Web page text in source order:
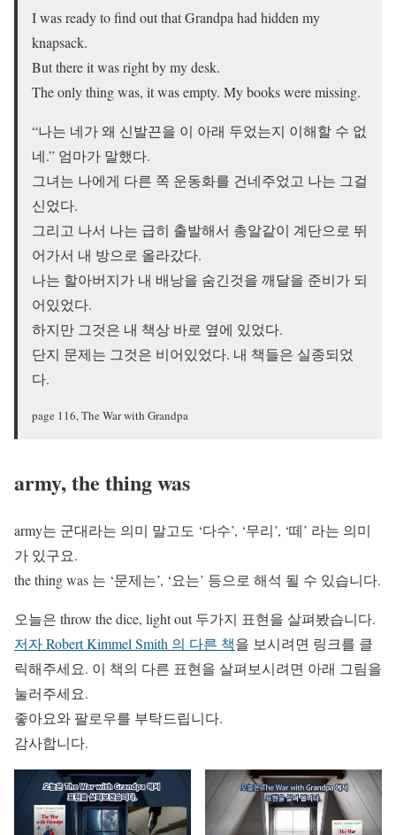
I was ready to find out that Grandpa had hidden my
knapsack.
But there it was right by my desk.
The only thing was, it was empty. My books were missing.
“나는 네가 왜 신발끈을 이 아래 두었는지 이해할 수 없
네.” 엄마가 말했다.
그녀는 나에게 다른 쪽 운동화를 건네주었고 나는 그걸
신었다.
그리고 나서 나는 급히 출발해서 총알같이 계단으로 뛰
어가서 내 방으로 올라갔다.
나는 할아버지가 내 배낭을 숨긴것을 깨달을 준비가 되
어있었다.
하지만 그것은 내 책상 바로 옆에 있었다.
단지 문제는 그것은 비어있었다. 내 책들은 실종되었
다.
page 116, The War with Grandpa
army, the thing was
army는 군대라는 의미 말고도 ‘다수’, ‘무리’, ‘떼’ 라는 의미
가 있구요.
the thing was 는 ‘문제는’, ‘요는’ 등으로 해석 될 수 있습니다.
오늘은 throw the dice, light out 두가지 표현을 살펴봤습니다.
저자 Robert Kimmel Smith 의 다른 책을 보시려면 링크를 클
릭해주세요. 이 책의 다른 표현을 살펴보시려면 아래 그림을
눌러주세요.
좋아요와 팔로우를 부탁드립니다.
감사합니다.